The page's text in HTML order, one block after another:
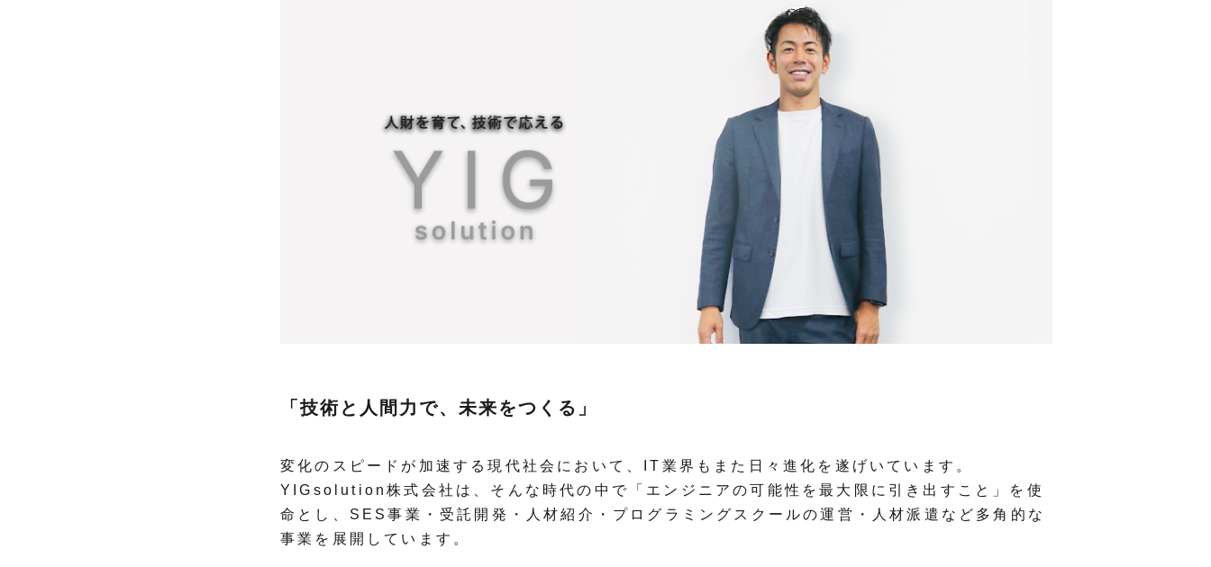
「技術と人間力で、未来をつくる」
変化のスピードが加速する現代社会において、IT業界もまた日々進化を遂げいています。
YIGsolution株式会社は、そんな時代の中で「エンジニアの可能性を最大限に引き出すこと」を使
命とし、SES事業・受託開発・人材紹介・プログラミングスクールの運営・人材派遣など多角的な
事業を展開しています。